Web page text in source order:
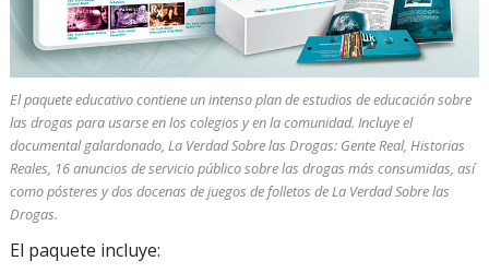
El paquete educativo contiene un intenso plan de estudios de educación sobre
las drogas para usarse en los colegios y en la comunidad. Incluye el
documental galardonado, La Verdad Sobre las Drogas: Gente Real, Historias
Reales, 16 anuncios de servicio público sobre las drogas más consumidas, así
como pósteres y dos docenas de juegos de folletos de La Verdad Sobre las
Drogas.
El paquete incluye: